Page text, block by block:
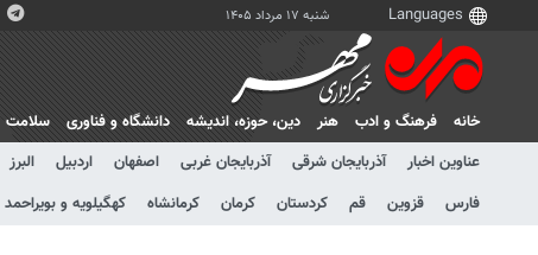
شنبه ۱۷ مرداد ۱۴۰۵
خانه فرهنگ و ادب هنر دين، حوزه، انديشه دانشگاه و فناوری سلامت
عناوین اخبار
آذربایجان شرقی آذربایجان غربی اصفهان اردبیل البرز
فارس
قزوین قم کردستان کرمان کرمانشاه کهگیلویه و بویراحمد